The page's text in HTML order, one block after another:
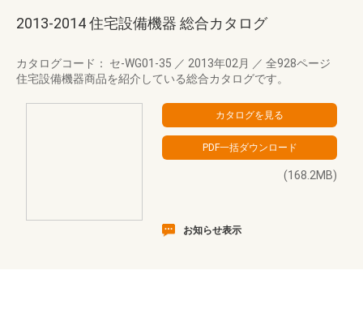
2013-2014 住宅設備機器 総合カタログ
カタログコード： セ-WG01-35 ／ 2013年02月 ／ 全928ページ
住宅設備機器商品を紹介している総合カタログです。
(168.2MB)
お知らせ表示